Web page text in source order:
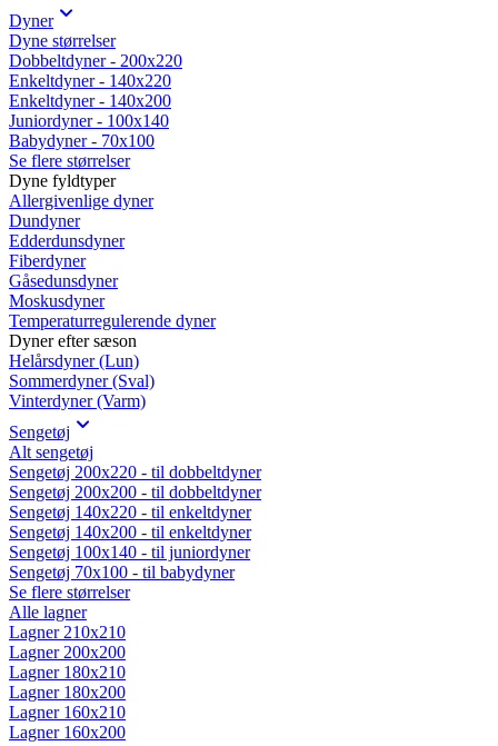
Dyner
Dyne størrelser
Dobbeltdyner - 200x220
Enkeltdyner - 140x220
Enkeltdyner - 140x200
Juniordyner - 100x140
Babydyner - 70x100
Se flere størrelser
Dyne fyldtyper
Allergivenlige dyner
Dundyner
Edderdunsdyner
Fiberdyner
Gåsedunsdyner
Moskusdyner
Temperaturregulerende dyner
Dyner efter sæson
Helårsdyner (Lun)
Sommerdyner (Sval)
Vinterdyner (Varm)
Sengetøj
Alt sengetøj
Sengetøj 200x220 - til dobbeltdyner
Sengetøj 200x200 - til dobbeltdyner
Sengetøj 140x220 - til enkeltdyner
Sengetøj 140x200 - til enkeltdyner
Sengetøj 100x140 - til juniordyner
Sengetøj 70x100 - til babydyner
Se flere størrelser
Alle lagner
Lagner 210x210
Lagner 200x200
Lagner 180x210
Lagner 180x200
Lagner 160x210
Lagner 160x200